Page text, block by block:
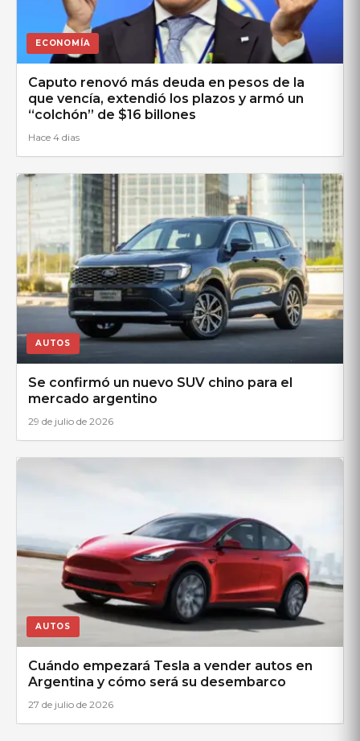
ECONOMÍA
Caputo renovó más deuda en pesos de la
que vencía, extendió los plazos y armó un
“colchón” de $16 billones
Hace 4 dias
AUTOS
Se confirmó un nuevo SUV chino para el
mercado argentino
29 de julio de 2026
AUTOS
Cuándo empezará Tesla a vender autos en
Argentina y cómo será su desembarco
27 de julio de 2026